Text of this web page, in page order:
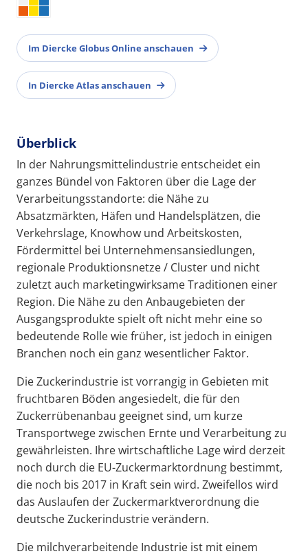
Im Diercke Globus Online anschauen
In Diercke Atlas anschauen
Überblick
In der Nahrungsmittelindustrie entscheidet ein
ganzes Bündel von Faktoren über die Lage der
Verarbeitungsstandorte: die Nähe zu
Absatzmärkten, Häfen und Handelsplätzen, die
Verkehrslage, Knowhow und Arbeitskosten,
Fördermittel bei Unternehmensansiedlungen,
regionale Produktionsnetze / Cluster und nicht
zuletzt auch marketingwirksame Traditionen einer
Region. Die Nähe zu den Anbaugebieten der
Ausgangsprodukte spielt oft nicht mehr eine so
bedeutende Rolle wie früher, ist jedoch in einigen
Branchen noch ein ganz wesentlicher Faktor.
Die Zuckerindustrie ist vorrangig in Gebieten mit
fruchtbaren Böden angesiedelt, die für den
Zuckerrübenanbau geeignet sind, um kurze
Transportwege zwischen Ernte und Verarbeitung zu
gewährleisten. Ihre wirtschaftliche Lage wird derzeit
noch durch die EU-Zuckermarktordnung bestimmt,
die noch bis 2017 in Kraft sein wird. Zweifellos wird
das Auslaufen der Zuckermarktverordnung die
deutsche Zuckerindustrie verändern.
Die milchverarbeitende Industrie ist mit einem